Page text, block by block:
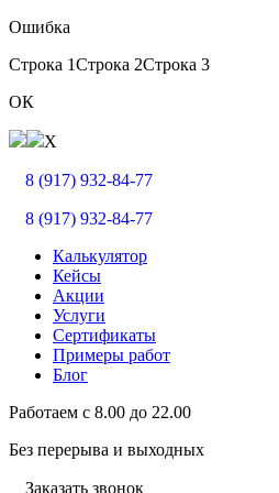
Ошибка
Строка 1Строка 2Строка 3
ОК
X
8 (917) 932-84-77
8 (917) 932-84-77
Калькулятор
Кейсы
Акции
Услуги
Сертификаты
Примеры работ
Блог
Работаем с 8.00 до 22.00
Без перерыва и выходных
Заказать звонок